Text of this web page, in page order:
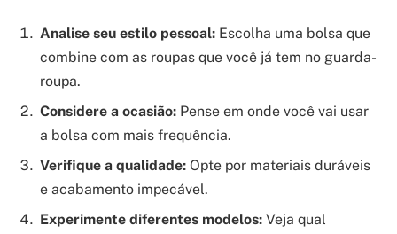
Analise seu estilo pessoal: Escolha uma bolsa que
combine com as roupas que você já tem no guarda-
roupa.
Considere a ocasião: Pense em onde você vai usar
a bolsa com mais frequência.
Verifique a qualidade: Opte por materiais duráveis
e acabamento impecável.
Experimente diferentes modelos: Veja qual